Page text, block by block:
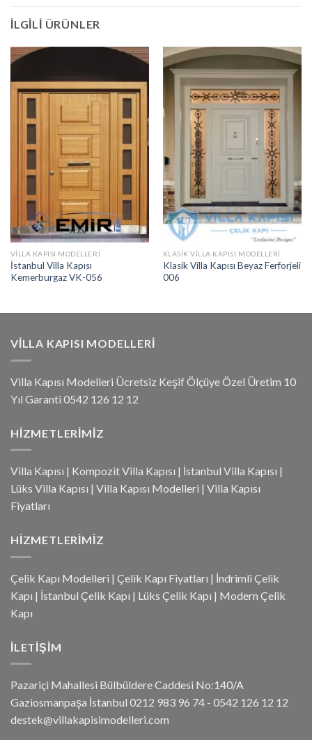
İLGILI ÜRÜNLER
VILLA KAPISI MODELLERI
İstanbul Villa Kapısı
Kemerburgaz VK-056
KLASIK VILLA KAPISI MODELLERI
Klasik Villa Kapısı Beyaz Ferforjeli
006
VILLA KAPISI MODELLERI
Villa Kapısı Modelleri Ücretsiz Keşif Ölçüye Özel Üretim 10
Yıl Garanti 0542 126 12 12
HIZMETLERIMIZ
Villa Kapısı | Kompozit Villa Kapısı | İstanbul Villa Kapısı |
Lüks Villa Kapısı | Villa Kapısı Modelleri | Villa Kapısı
Fiyatları
HIZMETLERIMIZ
Çelik Kapı Modelleri | Çelik Kapı Fiyatları | İndrimli Çelik
Kapı | İstanbul Çelik Kapı | Lüks Çelik Kapı | Modern Çelik
Kapı
İLETIŞIM
Pazariçi Mahallesi Bülbüldere Caddesi No:140/A
Gaziosmanpaşa İstanbul 0212 983 96 74 - 0542 126 12 12
destek@villakapisimodelleri.com